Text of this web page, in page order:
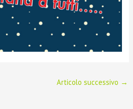
Articolo successivo →